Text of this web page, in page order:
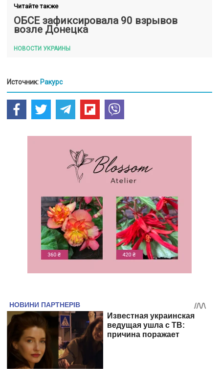
Читайте также
ОБСЕ зафиксировала 90 взрывов
возле Донецка
НОВОСТИ УКРАИНЫ
Источник: Ракурс